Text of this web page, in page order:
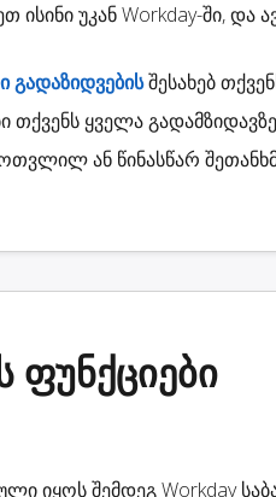
ისინი უკან Workday-ში,
გადაზიდვებისშესახებ
თქვენს ყველა გადამზიდავზე
ან წინასწარ
ფუნქციები
იყოს შემდეგ Workday